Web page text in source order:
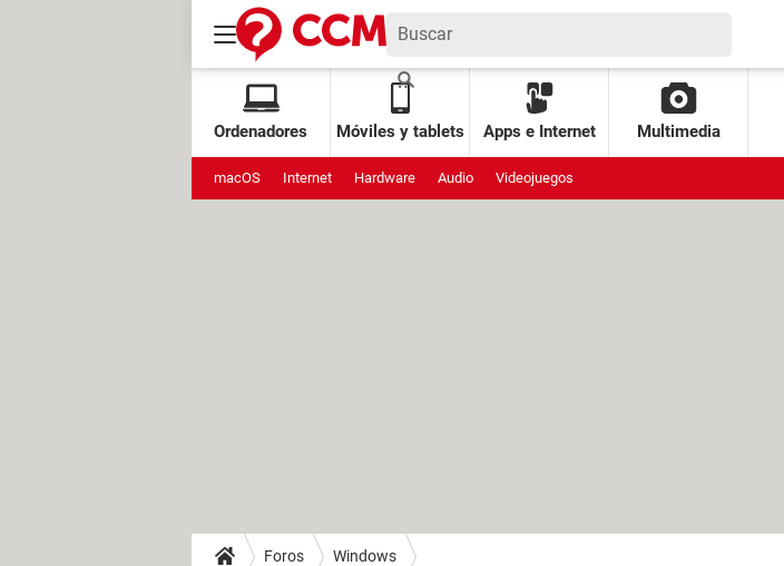
Ordenadores Móviles y tablets Apps e Internet Multimedia
macOS Internet Hardware Audio Videojuegos
Foros Windows